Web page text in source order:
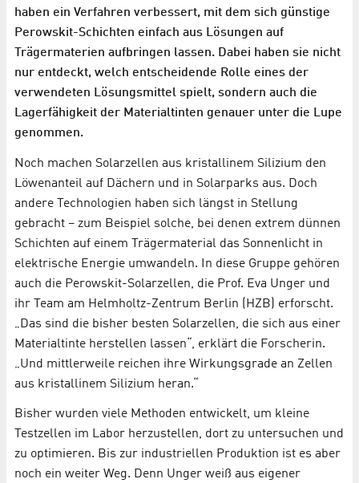
haben ein Verfahren verbessert, mit dem sich günstige
Perowskit-Schichten einfach aus Lösungen auf
Trägermaterien aufbringen lassen. Dabei haben sie nicht
nur entdeckt, welch entscheidende Rolle eines der
verwendeten Lösungsmittel spielt, sondern auch die
Lagerfähigkeit der Materialtinten genauer unter die Lupe
genommen.
Noch machen Solarzellen aus kristallinem Silizium den
Löwenanteil auf Dächern und in Solarparks aus. Doch
andere Technologien haben sich längst in Stellung
gebracht – zum Beispiel solche, bei denen extrem dünnen
Schichten auf einem Trägermaterial das Sonnenlicht in
elektrische Energie umwandeln. In diese Gruppe gehören
auch die Perowskit-Solarzellen, die Prof. Eva Unger und
ihr Team am Helmholtz-Zentrum Berlin (HZB) erforscht.
„Das sind die bisher besten Solarzellen, die sich aus einer
Materialtinte herstellen lassen“, erklärt die Forscherin.
„Und mittlerweile reichen ihre Wirkungsgrade an Zellen
aus kristallinem Silizium heran.“
Bisher wurden viele Methoden entwickelt, um kleine
Testzellen im Labor herzustellen, dort zu untersuchen und
zu optimieren. Bis zur industriellen Produktion ist es aber
noch ein weiter Weg. Denn Unger weiß aus eigener